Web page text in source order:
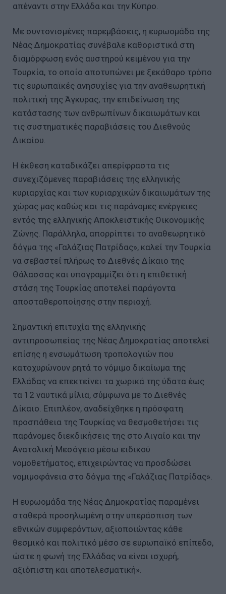
απέναντι στην Ελλάδα και την Κύπρο.
Με συντονισμένες παρεμβάσεις, η ευρωομάδα της
Νέας Δημοκρατίας συνέβαλε καθοριστικά στη
διαμόρφωση ενός αυστηρού κειμένου για την
Τουρκία, το οποίο αποτυπώνει με ξεκάθαρο τρόπο
τις ευρωπαϊκές ανησυχίες για την αναθεωρητική
πολιτική της Άγκυρας, την επιδείνωση της
κατάστασης των ανθρωπίνων δικαιωμάτων και
τις συστηματικές παραβιάσεις του Διεθνούς
Δικαίου.
Η έκθεση καταδικάζει απερίφραστα τις
συνεχιζόμενες παραβιάσεις της ελληνικής
κυριαρχίας και των κυριαρχικών δικαιωμάτων της
χώρας μας καθώς και τις παράνομες ενέργειες
εντός της ελληνικής Αποκλειστικής Οικονομικής
Ζώνης. Παράλληλα, απορρίπτει το αναθεωρητικό
δόγμα της «Γαλάζιας Πατρίδας», καλεί την Τουρκία
να σεβαστεί πλήρως το Διεθνές Δίκαιο της
Θάλασσας και υπογραμμίζει ότι η επιθετική
στάση της Τουρκίας αποτελεί παράγοντα
αποσταθεροποίησης στην περιοχή.
Σημαντική επιτυχία της ελληνικής
αντιπροσωπείας της Νέας Δημοκρατίας αποτελεί
επίσης η ενσωμάτωση τροπολογιών που
κατοχυρώνουν ρητά το νόμιμο δικαίωμα της
Ελλάδας να επεκτείνει τα χωρικά της ύδατα έως
τα 12 ναυτικά μίλια, σύμφωνα με το Διεθνές
Δίκαιο. Επιπλέον, αναδείχθηκε η πρόσφατη
προσπάθεια της Τουρκίας να θεσμοθετήσει τις
παράνομες διεκδικήσεις της στο Αιγαίο και την
Ανατολική Μεσόγειο μέσω ειδικού
νομοθετήματος, επιχειρώντας να προσδώσει
νομιμοφάνεια στο δόγμα της «Γαλάζιας Πατρίδας».
Η ευρωομάδα της Νέας Δημοκρατίας παραμένει
σταθερά προσηλωμένη στην υπεράσπιση των
εθνικών συμφερόντων, αξιοποιώντας κάθε
θεσμικό και πολιτικό μέσο σε ευρωπαϊκό επίπεδο,
ώστε η φωνή της Ελλάδας να είναι ισχυρή,
αξιόπιστη και αποτελεσματική».